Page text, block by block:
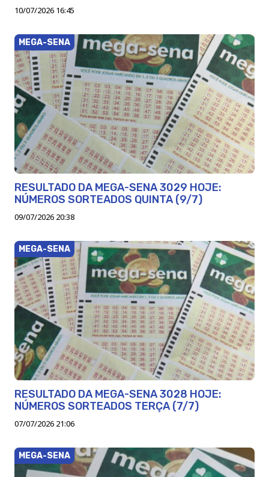
10/07/2026 16:45
MEGA-SENA
RESULTADO DA MEGA-SENA 3029 HOJE:
NÚMEROS SORTEADOS QUINTA (9/7)
09/07/2026 20:38
MEGA-SENA
RESULTADO DA MEGA-SENA 3028 HOJE:
NÚMEROS SORTEADOS TERÇA (7/7)
07/07/2026 21:06
MEGA-SENA